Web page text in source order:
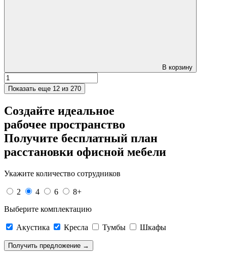
В корзину
Показать еще 12 из 270
Создайте идеальное
рабочее пространство
Получите бесплатный план
расстановки офисной мебели
Укажите количество сотрудников
2 4 6
8+
Выберите комплектацию
Акустика Кресла Тумбы Шкафы